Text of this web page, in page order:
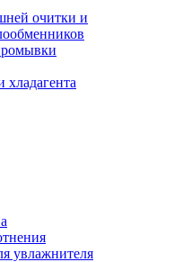
очитки и
хладагента
увлажнителя